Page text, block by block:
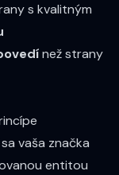
s kvalitným
než strany
vaša značka
entitou